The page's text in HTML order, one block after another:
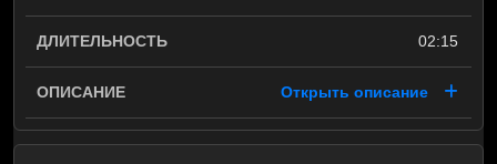
02:15
Открыть описание